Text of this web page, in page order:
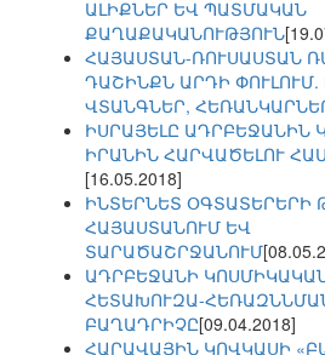
ԱԼԻՔՆԵՐ ԵՎ ՊԱՏՄԱԿԱՆ
ՔԱՂԱՔԱԿԱՆՈՒԹՅՈՒՆ
ՀԱՅԱՍՏԱՆ-ՌՈՒՍԱՍՏԱՆ
ԴԱՇԻՆՔՆ ԱՐԴԻ
ՎՏԱՆԳՆԵՐ,
ԻՍՐԱՅԵԼԸ ԱԴՐԲԵՋԱՆԻՆ
ԻՐԱՆԻՆ ՀԱՐՎԱԾԵԼՈՒ
[16.05.2018]
ԻՆՏԵՐՆԵՏ ՕԳՏԱՏԵՐԵՐԻ
ՀԱՅԱՍՏԱՆՈՒՄ ԵՎ
ՏԱՐԱԾԱՇՐՋԱՆՈՒՄ
ԱԴՐԲԵՋԱՆԻ
ՀԵՏԱԽՈՒԶԱ-
ԲԱՂԱԴՐԻՉԸ[09.04.2018]
ՀԱՐԱՎԱՅԻՆ ԿՈՎԿԱՍԻ